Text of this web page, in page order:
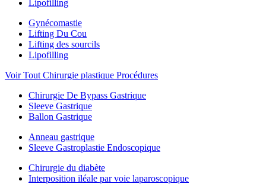
Lipofilling
Gynécomastie
Lifting Du Cou
Lifting des sourcils
Lipofilling
Voir Tout Chirurgie plastique Procédures
Chirurgie De Bypass Gastrique
Sleeve Gastrique
Ballon Gastrique
Anneau gastrique
Sleeve Gastroplastie Endoscopique
Chirurgie du diabète
Interposition iléale par voie laparoscopique